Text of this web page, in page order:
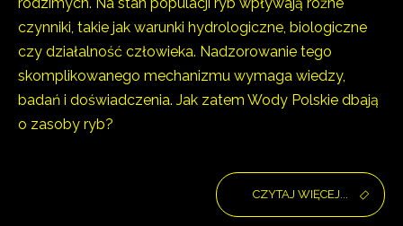
czynniki, takie jak warunki hydrologiczne, biologiczne
czy działalność człowieka. Nadzorowanie tego
skomplikowanego mechanizmu wymaga wiedzy,
badań i doświadczenia. Jak zatem Wody Polskie dbają
o zasoby ryb?
CZYTAJ WIĘCEJ...